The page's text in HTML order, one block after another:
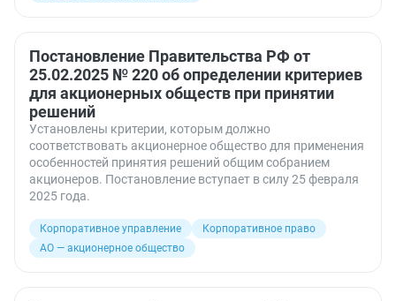
Постановление Правительства РФ от
25.02.2025 № 220 об определении критериев
для акционерных обществ при принятии
решений
Установлены критерии, которым должно
соответствовать акционерное общество для применения
особенностей принятия решений общим собранием
акционеров. Постановление вступает в силу 25 февраля
2025 года.
Корпоративное управление
Корпоративное право
АО — акционерное общество